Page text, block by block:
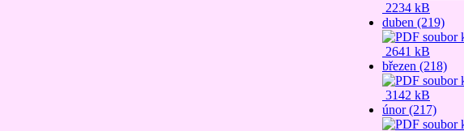
2234 kB
duben (219)
2641 kB
březen (218)
3142 kB
únor (217)